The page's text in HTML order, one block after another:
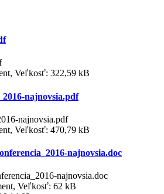
Veľkosť: 322,59 kB
najnovsia.pdf
najnovsia.pdf
Veľkosť: 470,79 kB
najnovsia.doc
najnovsia.doc
Veľkosť: 62 kB